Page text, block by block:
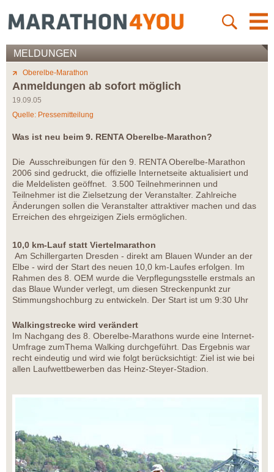
MELDUNGEN
Oberelbe-Marathon
Anmeldungen ab sofort möglich
19.09.05
Quelle: Pressemitteilung
Was ist neu beim 9. RENTA Oberelbe-Marathon?
Die Ausschreibungen für den 9. RENTA Oberelbe-Marathon
2006 sind gedruckt, die offizielle Internetseite aktualisiert und
die Meldelisten geöffnet. 3.500 Teilnehmerinnen und
Teilnehmer ist die Zielsetzung der Veranstalter. Zahlreiche
Änderungen sollen die Veranstalter attraktiver machen und das
Erreichen des ehrgeizigen Ziels ermöglichen.
10,0 km-Lauf statt Viertelmarathon
Am Schillergarten Dresden - direkt am Blauen Wunder an der
Elbe - wird der Start des neuen 10,0 km-Laufes erfolgen. Im
Rahmen des 8. OEM wurde die Verpflegungsstelle erstmals an
das Blaue Wunder verlegt, um diesen Streckenpunkt zur
Stimmungshochburg zu entwickeln. Der Start ist um 9:30 Uhr
Walkingstrecke wird verändert
Im Nachgang des 8. Oberelbe-Marathons wurde eine Internet-
Umfrage zumThema Walking durchgeführt. Das Ergebnis war
recht eindeutig und wird wie folgt berücksichtigt: Ziel ist wie bei
allen Laufwettbewerben das Heinz-Steyer-Stadion.